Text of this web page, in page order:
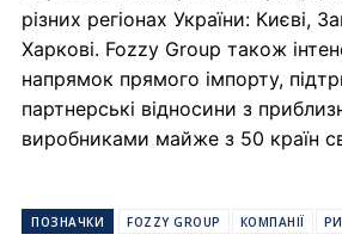
різних регіонах України: Києві,
Харкові. Fozzy Group також
напрямок прямого імпорту,
партнерські відносини з
виробниками майже з 50 країн
ПОЗНАЧКИ FOZZY GROUP КОМПАНІЇ